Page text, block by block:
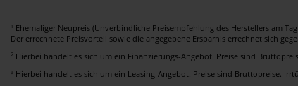
1 Ehemaliger Neupreis (Unverbindliche Preisempfehlung des Herstellers am
Der errechnete Preisvorteil sowie die angegebene Ersparnis errechnet sich
2 Hierbei handelt es sich um ein Finanzierungs-Angebot. Preise sind
3 Hierbei handelt es sich um ein Leasing-Angebot. Preise sind Bruttopreise.